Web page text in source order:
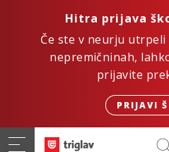
Hitra prijava
Če ste v neurju
nepremičninah,
prijavite
PRIJAVI